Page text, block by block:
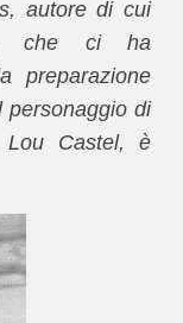
autore di cui
che ci ha
preparazione
personaggio di
Lou Castel, è